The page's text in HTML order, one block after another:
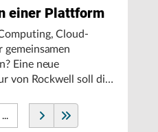
einer Plattform
Cloud-
gemeinsamen
Eine neue
von Rockwell soll die
...